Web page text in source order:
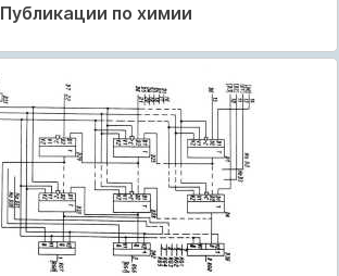
Публикации по химии